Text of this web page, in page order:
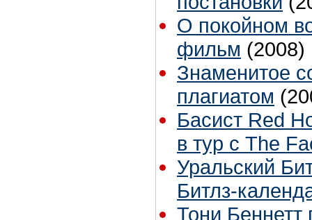
О покойном
фильм (2008)
Знаменитое
плагиатом
Басист Red
в тур с The
Уральский
Битлз-
Тони Беннетт